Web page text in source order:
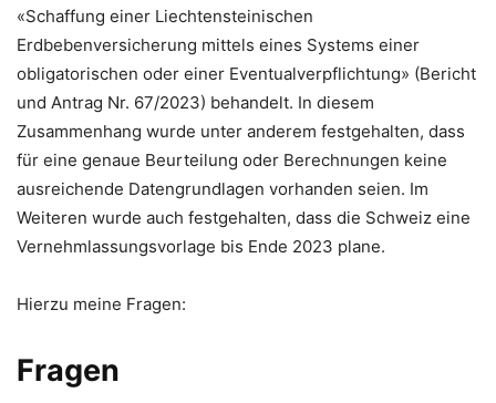
«Schaffung einer Liechtensteinischen
Erdbebenversicherung mittels eines Systems einer
obligatorischen oder einer Eventualverpflichtung» (Bericht
und Antrag Nr. 67/2023) behandelt. In diesem
Zusammenhang wurde unter anderem festgehalten, dass
für eine genaue Beurteilung oder Berechnungen keine
ausreichende Datengrundlagen vorhanden seien. Im
Weiteren wurde auch festgehalten, dass die Schweiz eine
Vernehmlassungsvorlage bis Ende 2023 plane.
Hierzu meine Fragen:
Fragen